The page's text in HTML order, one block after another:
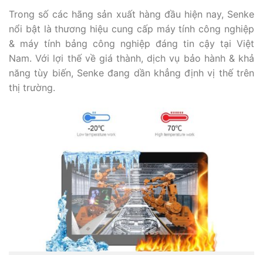
Trong số các hãng sản xuất hàng đầu hiện nay, Senke
nổi bật là thương hiệu cung cấp máy tính công nghiệp
& máy tính bảng công nghiệp đáng tin cậy tại Việt
Nam. Với lợi thế về giá thành, dịch vụ bảo hành & khả
năng tùy biến, Senke đang dần khẳng định vị thế trên
thị trường.